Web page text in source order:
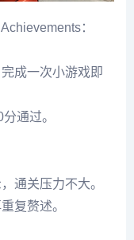
：
成一次小游戏即
通过。
通关压力不大。
复赘述。